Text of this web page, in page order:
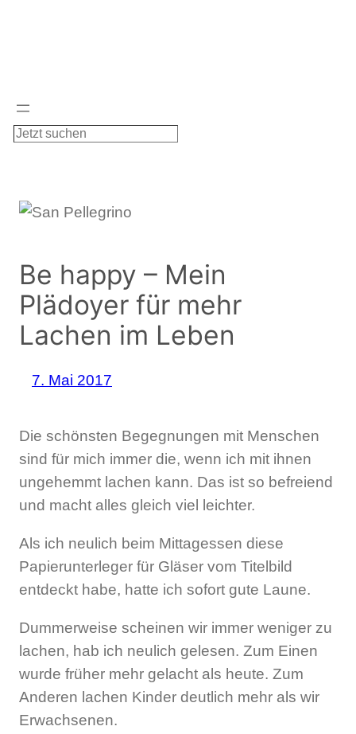
S
h
Be happy – Mein
Plädoyer für mehr
Lachen im Leben
7. Mai 2017
Die schönsten Begegnungen mit Menschen
sind für mich immer die, wenn ich mit ihnen
ungehemmt lachen kann. Das ist so befreiend
und macht alles gleich viel leichter.
Als ich neulich beim Mittagessen diese
Papierunterleger für Gläser vom Titelbild
entdeckt habe, hatte ich sofort gute Laune.
Dummerweise scheinen wir immer weniger zu
lachen, hab ich neulich gelesen. Zum Einen
wurde früher mehr gelacht als heute. Zum
Anderen lachen Kinder deutlich mehr als wir
Erwachsenen.